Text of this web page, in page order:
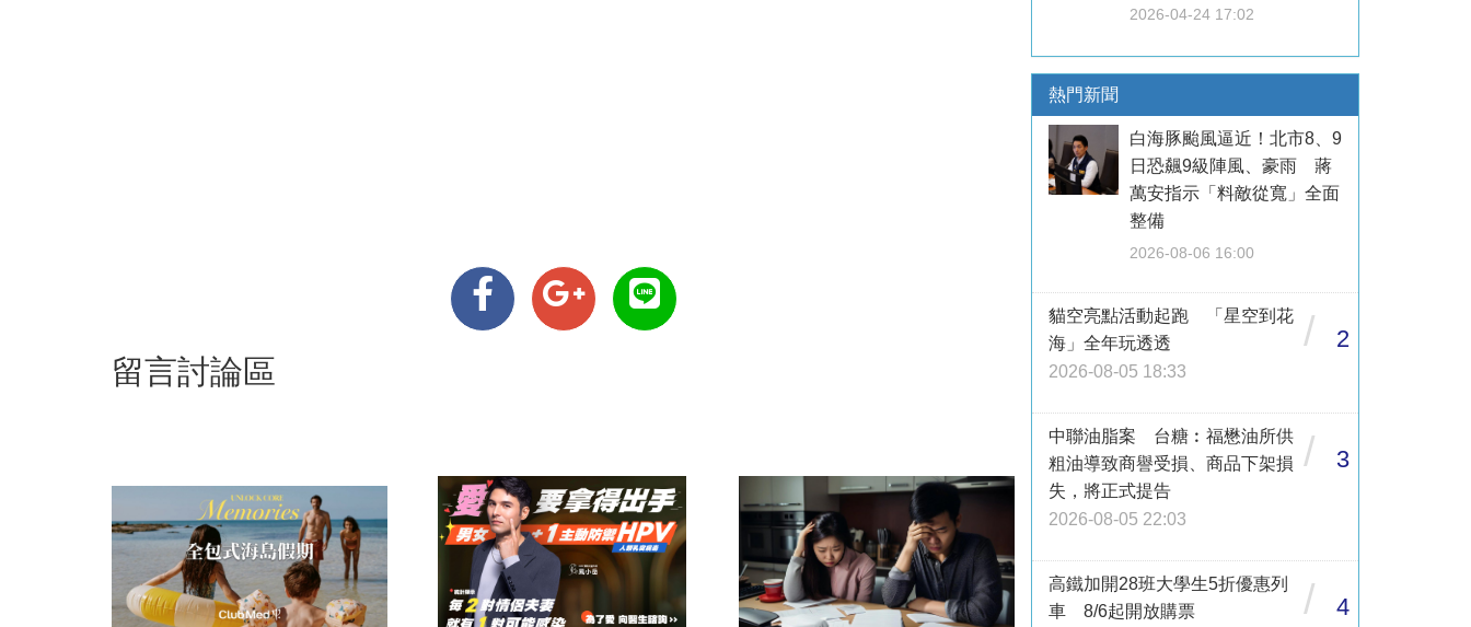
留言討論區
2026-04-24 17:02
熱門新聞
白海豚颱風逼近！北市8、9
日恐飆9級陣風、豪雨 蔣
萬安指示「料敵從寬」全面
整備
2026-08-06 16:00
貓空亮點活動起跑 「星空到花
海」全年玩透透
2026-08-05 18:33
/ 2
中聯油脂案 台糖︰福懋油所供
粗油導致商譽受損、商品下架損
失，將正式提告
2026-08-05 22:03
/ 3
高鐵加開28班大學生5折優惠列
車 8/6起開放購票
/ 4